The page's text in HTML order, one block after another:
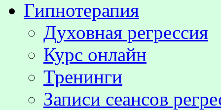
Гипнотерапия
Духовная регрессия
Курс онлайн
Тренинги
Записи сеансов